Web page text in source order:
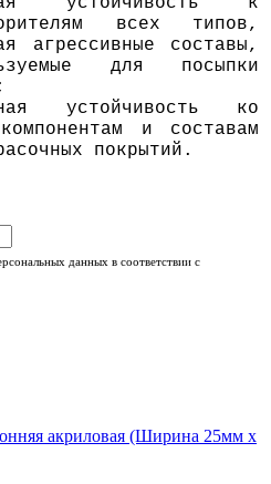
всех типов,
агрессивные составы,
для посыпки
устойчивость ко
и составам
покрытий.
данных в соответствии с